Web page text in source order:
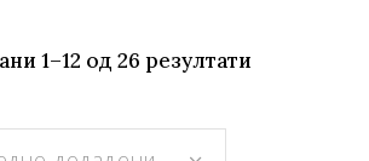
1–12 од 26 резултати